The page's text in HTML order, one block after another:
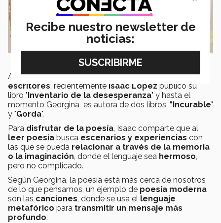
Además de ser profesores, los expertos son
escritores, recientemente Isaac López publicó su
libro " Inventario de la desesperanza" y hasta el
momento Georgina es autora de dos libros, "Incurable"
y "Gorda".
Para disfrutar de la poesía, Isaac comparte que al
leer poesía busca escenarios y experiencias con
las que se pueda relacionar a través de la memoria
o la imaginación, donde el lenguaje sea hermoso,
pero no complicado.
Según Georgina, la poesía está más cerca de nosotros
de lo que pensamos, un ejemplo de poesía moderna
son las canciones, donde se usa el lenguaje
metafórico para transmitir un mensaje más
profundo.
Recibe nuestro newsletter de
noticias: